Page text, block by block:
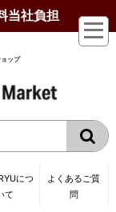
当社負担
ップ
につ
て
よくあるご質
問